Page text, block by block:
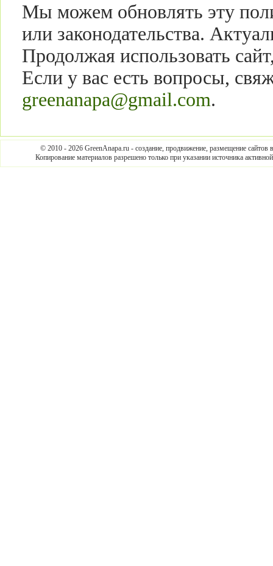
Мы можем обновлять эту
или законодательства.
Продолжая использовать
Если у вас есть вопросы,
greenanapa@gmail.com.
© 2010 - 2026 GreenAnapa.ru - создание, продвижение, размещение сайтов
Копирование материалов разрешено только при указании источника